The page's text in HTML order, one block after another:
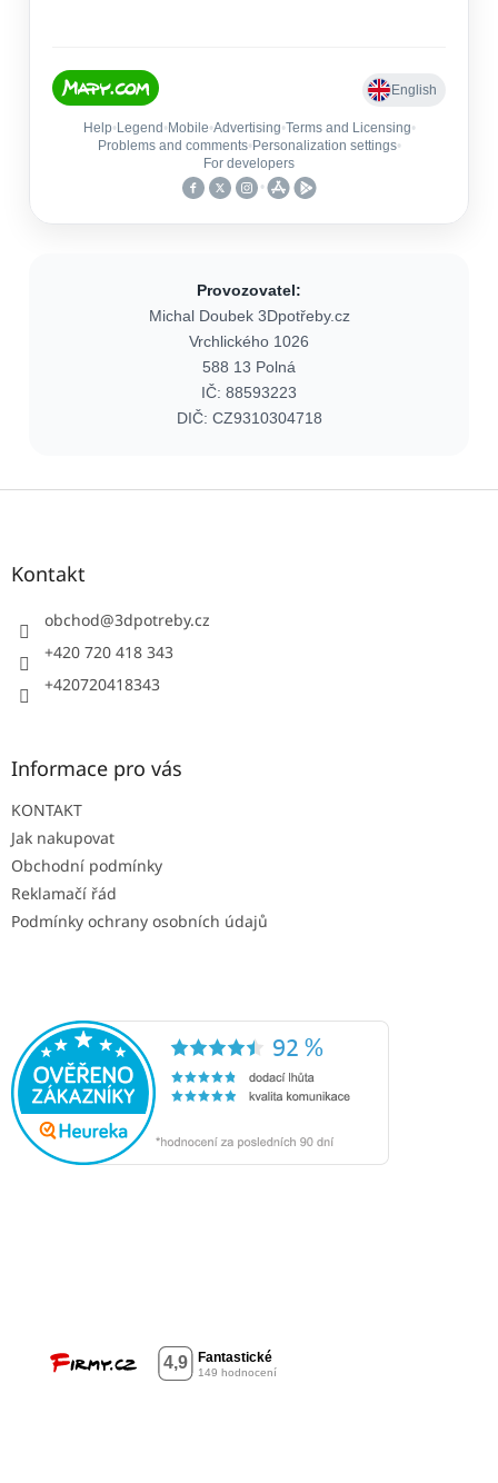
Provozovatel:
Michal Doubek 3Dpotřeby.cz
Vrchlického 1026
588 13 Polná
IČ: 88593223
DIČ: CZ9310304718
Z
Kontakt
obchod@3dpotreby.cz
+420 720 418 343
+420720418343
Informace pro vás
KONTAKT
Jak nakupovat
Obchodní podmínky
Reklamačí řád
Podmínky ochrany osobních údajů